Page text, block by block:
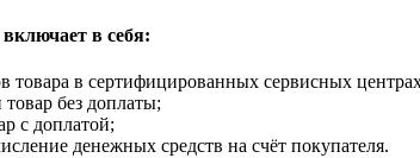
в себя:
товара в сертифицированных сервисных
без доплаты;
с доплатой;
денежных средств на счёт покупателя.